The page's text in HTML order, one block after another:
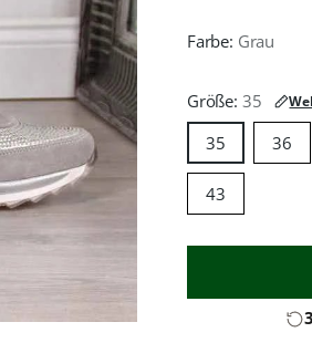
Farbe: Grau
Größe: 35
35 36
43